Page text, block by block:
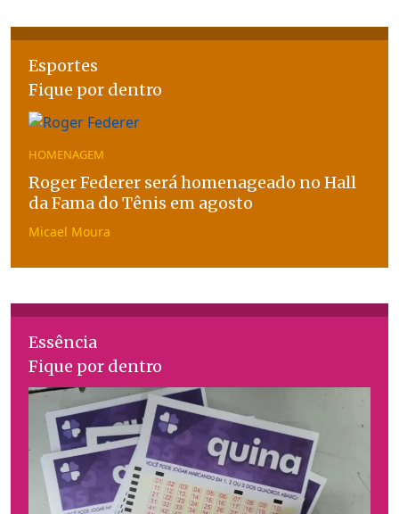
Esportes
Fique por dentro
HOMENAGEM
Roger Federer será homenageado no Hall
da Fama do Tênis em agosto
Micael Moura
Essência
Fique por dentro